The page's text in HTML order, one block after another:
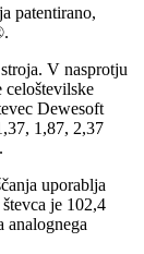
patentirano,
V nasprotju
celoštevilske
Dewesoft
1,87, 2,37
.
uporablja
je 102,4
analognega